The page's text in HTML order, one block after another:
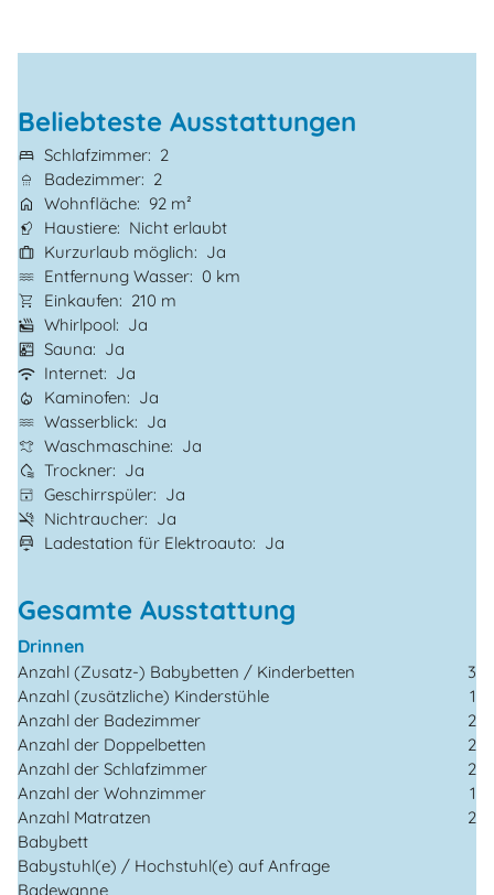
Beliebteste Ausstattungen
Schlafzimmer
2
Badezimmer
2
Wohnfläche
92 m²
Haustiere
Nicht erlaubt
Kurzurlaub möglich
Ja
Entfernung Wasser 0 km
Einkaufen
210 m
Whirlpool
Ja
Sauna
Ja
Internet
Ja
Kaminofen
Ja
Wasserblick
Ja
Waschmaschine
Ja
Trockner
Ja
Geschirrspüler
Ja
Nichtraucher
Ja
Ladestation für Elektroauto
Ja
Gesamte Ausstattung
Drinnen
Anzahl (Zusatz-) Babybetten / Kinderbetten
3
Anzahl (zusätzliche) Kinderstühle
1
Anzahl der Badezimmer
2
Anzahl der Doppelbetten
2
Anzahl der Schlafzimmer
2
Anzahl der Wohnzimmer
1
Anzahl Matratzen
2
Babybett
Babystuhl(e) / Hochstuhl(e) auf Anfrage
Badewanne